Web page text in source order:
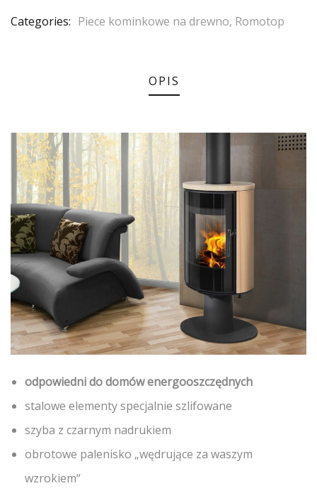
Categories: Piece kominkowe na drewno, Romotop
OPIS
odpowiedni do domów energooszczędnych
stalowe elementy specjalnie szlifowane
szyba z czarnym nadrukiem
obrotowe palenisko „wędrujące za waszym
wzrokiem“